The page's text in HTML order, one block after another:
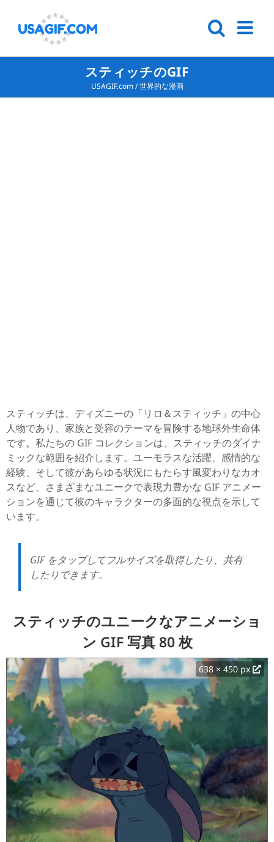
スティッチのGIF
USAGIF.com/世界的な漫画
スティッチは、ディズニーの「リロ＆スティッチ」の中心
人物であり、家族と受容のテーマを冒険する地球外生命体
です。私たちの GIF コレクションは、スティッチのダイナ
ミックな範囲を紹介します。ユーモラスな活躍、感情的な
経験、そして彼があらゆる状況にもたらす風変わりなカオ
スなど、さまざまなユニークで表現力豊かな GIF アニメー
ションを通じて彼のキャラクターの多面的な視点を示して
います。
GIF をタップしてフルサイズを取得したり、共有
したりできます。
スティッチのユニークなアニメーショ
ン GIF 写真 80 枚
638 × 450 px